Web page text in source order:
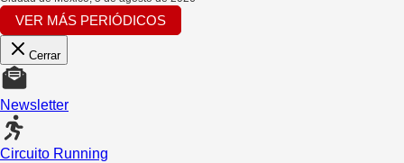
VER MÁS PERIÓDICOS
Cerrar
Newsletter
Circuito Running